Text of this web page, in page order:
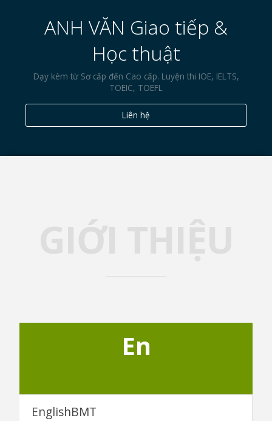
ANH VĂN Giao tiếp &
Học thuật
Dạy kèm từ Sơ cấp đến Cao cấp. Luyện thi IOE, IELTS,
TOEIC, TOEFL
Liên hệ
En
EnglishBMT